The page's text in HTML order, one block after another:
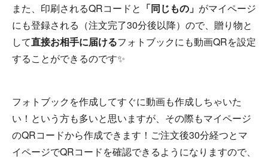
また、印刷されるQRコードと 「同じもの」 がマイページ
にも登録される（注文完了30分後以降）ので、贈り物と
して直接お相手に届けるフォトブックにも動画QRを設定
することができるのです✨
フォトブックを作成してすぐに動画も作成しちゃいた
い！という方も多いと思いますが、その際もマイページ
のQRコードから作成できます！ご注文後30分経つとマ
イページでQRコードを確認できるようになりますので、